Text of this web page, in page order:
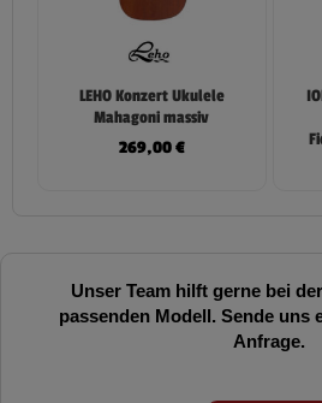
LEHO Konzert Ukulele
Mahagoni massiv
269,00€
Unser Team hilft gerne bei
passenden Modell. Sende uns
Anfrage.